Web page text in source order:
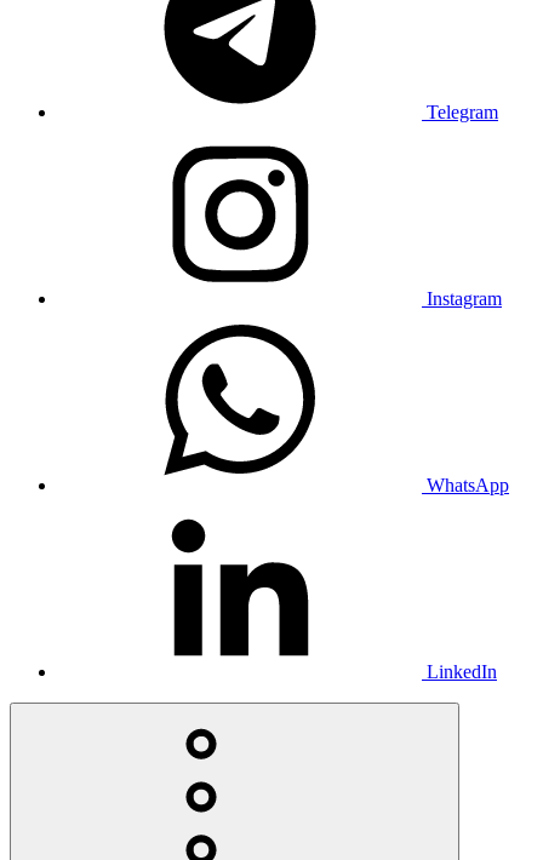
Telegram
Instagram
WhatsApp
LinkedIn